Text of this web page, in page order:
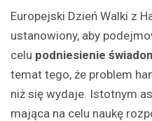
Europejski Dzień Walki z
ustanowiony, aby
celu podniesienie
temat tego, że problem
niż się wydaje. Istotnym
mająca na celu naukę